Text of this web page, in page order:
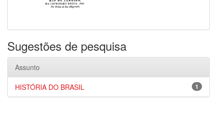
Sugestões de pesquisa
Assunto
1
HISTÓRIA DO BRASIL